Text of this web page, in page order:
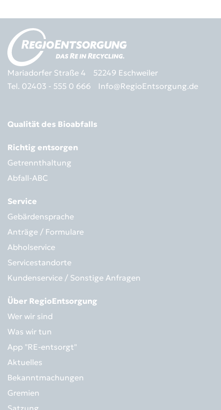
Mariadorfer Straße 4
52249 Eschweiler
Tel. 02403 - 555 0 666
Info@RegioEntsorgung.de
Qualität des Bioabfalls
Richtig entsorgen
Getrennthaltung
Abfall-ABC
Service
Gebärdensprache
Anträge / Formulare
Abholservice
Servicestandorte
Kundenservice / Sonstige Anfragen
Über RegioEntsorgung
Wer wir sind
Was wir tun
App "RE-entsorgt"
Aktuelles
Bekanntmachungen
Gremien
Satzung